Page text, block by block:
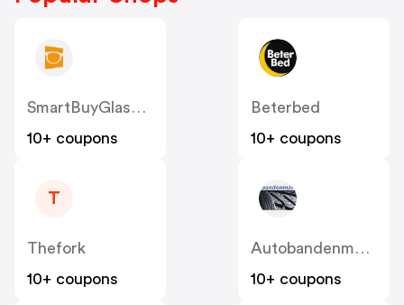
SmartBuyGlasses BE
10+ coupons
Beterbed
10+ coupons
T
Thefork
10+ coupons
Autobandenmarkt / 123pneus BE
10+ coupons